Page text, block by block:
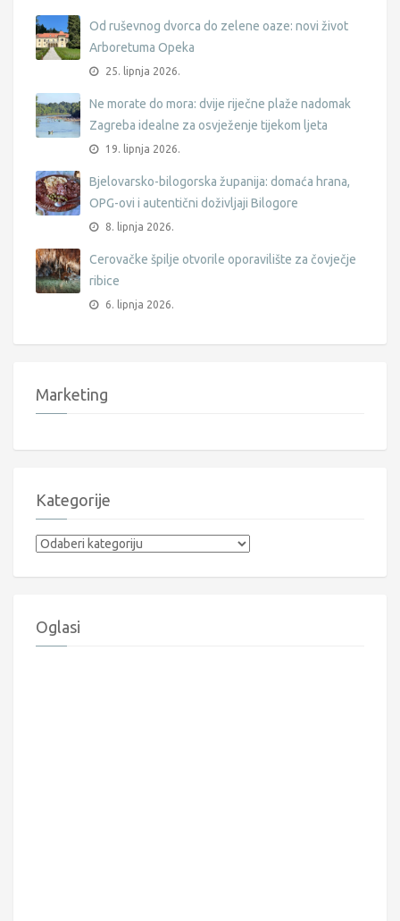
Od ruševnog dvorca do zelene oaze: novi život
Arboretuma Opeka
25. lipnja 2026.
Ne morate do mora: dvije riječne plaže nadomak
Zagreba idealne za osvježenje tijekom ljeta
19. lipnja 2026.
Bjelovarsko-bilogorska županija: domaća hrana,
OPG-ovi i autentični doživljaji Bilogore
8. lipnja 2026.
Cerovačke špilje otvorile oporavilište za čovječje
ribice
6. lipnja 2026.
Marketing
Kategorije
Kategorije
Oglasi